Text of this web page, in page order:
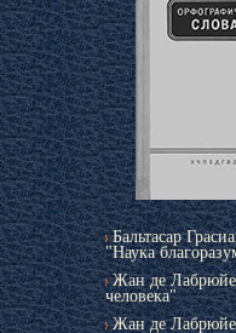
Бальтасар
"Наука
Жан де
человека"
Жан де